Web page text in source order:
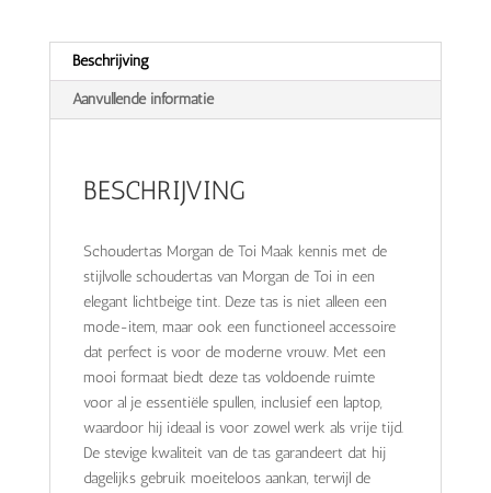
Beschrijving
Aanvullende informatie
BESCHRIJVING
Schoudertas Morgan de Toi Maak kennis met de
stijlvolle schoudertas van Morgan de Toi in een
elegant lichtbeige tint. Deze tas is niet alleen een
mode-item, maar ook een functioneel accessoire
dat perfect is voor de moderne vrouw. Met een
mooi formaat biedt deze tas voldoende ruimte
voor al je essentiële spullen, inclusief een laptop,
waardoor hij ideaal is voor zowel werk als vrije tijd.
De stevige kwaliteit van de tas garandeert dat hij
dagelijks gebruik moeiteloos aankan, terwijl de